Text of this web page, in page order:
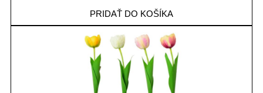
PRIDAŤ DO KOŠÍKA